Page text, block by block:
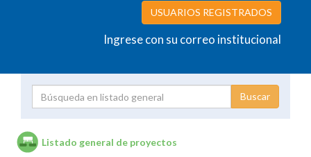
USUARIOS REGISTRADOS
Ingrese con su correo institucional
Listado general de proyectos